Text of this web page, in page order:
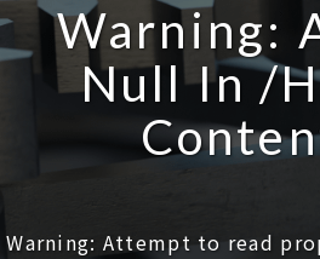
Warning:
Null In/
Warning: Attempt to read